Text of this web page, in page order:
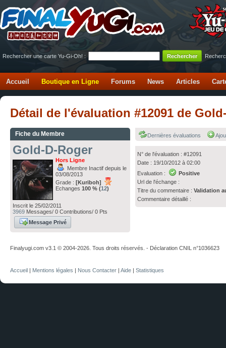
Rechercher une carte Yu-Gi-Oh! :
Accueil Boutique en Ligne Forums News Articles
Détail de l'évaluation #12091 de
Fiche du Membre
Gold-D-Roger
Hors Ligne
Membre Inactif depuis le
03/08/2013
Grade : [Kuriboh]
Echanges 100 % (12)
Inscrit le 25/02/2011
3969 Messages/ 0 Contributions/ 0 Pts
Message Privé
Dernières évaluations
N° de l'évaluation : #12091
Date : 19/10/2012 à 02:00
Evaluation :
Positive
Url de l'échange :
Titre du commentaire :Validation
Commentaire détaillé :
Finalyugi.com v3.1 © 2004-2026. Tous droits réservés. - Déclaration CNIL n°1036623
Accueil | Mentions légales | Nous Contacter | Aide | Statistiques